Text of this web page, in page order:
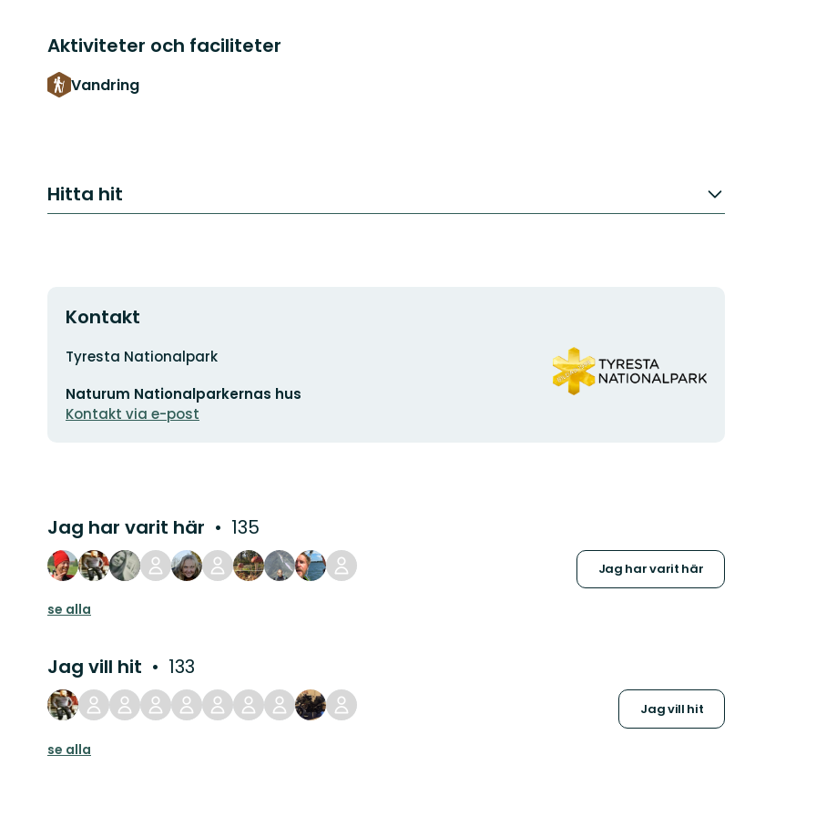
Aktiviteter och faciliteter
Vandring
Hitta hit
Kontakt
Adress
Tyresta Nationalpark
postadress
Naturum Nationalparkernas hus
Kontakt via e-post
Organisationens
logotyp
Jag har varit här 135
Jag har varit här
se alla
Jag vill hit 133
Jag vill hit
se alla